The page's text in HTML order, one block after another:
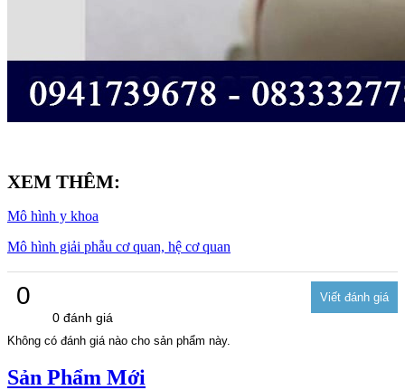
XEM THÊM:
Mô hình y khoa
Mô hình giải phẫu cơ quan, hệ cơ quan
0
0 đánh giá
Không có đánh giá nào cho sản phẩm này.
Sản Phẩm Mới